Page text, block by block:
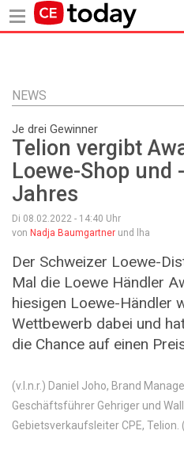
Inhalt
NEWS
Je drei Gewinner
Telion vergibt
Loewe-Shop und
Jahres
Di 08.02.2022 - 14:40 Uhr
von Nadja Baumgartner und lha
Der Schweizer Loewe-
Mal die Loewe Händler
hiesigen Loewe-Händler
Wettbewerb dabei und
die Chance auf einen
(v.l.n.r.) Daniel Joho, Brand
Geschäftsführer Gehriger und
Gebietsverkaufsleiter CPE, Telion.